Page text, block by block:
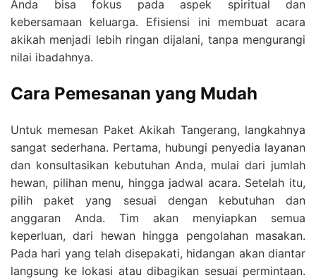
Anda bisa fokus pada aspek spiritual dan
kebersamaan keluarga. Efisiensi ini membuat acara
akikah menjadi lebih ringan dijalani, tanpa mengurangi
nilai ibadahnya.
Cara Pemesanan yang Mudah
Untuk memesan Paket Akikah Tangerang, langkahnya
sangat sederhana. Pertama, hubungi penyedia layanan
dan konsultasikan kebutuhan Anda, mulai dari jumlah
hewan, pilihan menu, hingga jadwal acara. Setelah itu,
pilih paket yang sesuai dengan kebutuhan dan
anggaran Anda. Tim akan menyiapkan semua
keperluan, dari hewan hingga pengolahan masakan.
Pada hari yang telah disepakati, hidangan akan diantar
langsung ke lokasi atau dibagikan sesuai permintaan.